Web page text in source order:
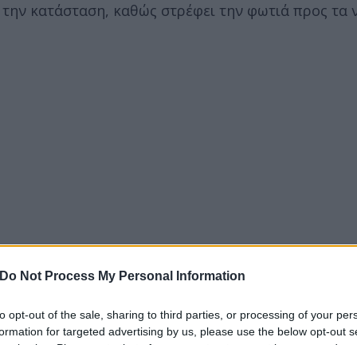
Do Not Process My Personal Information
opt-out of the sale, sharing to third parties, or processing of your
for targeted advertising by us, please use the below opt-out
κατάσταση, καθώς στρέφει την φωτιά προς τα